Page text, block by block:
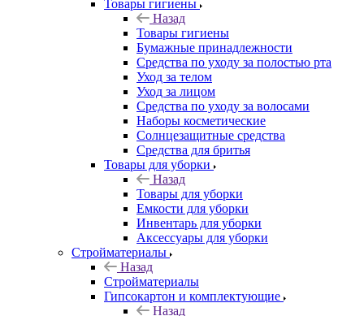
Товары гигиены
Назад
Товары гигиены
Бумажные принадлежности
Средства по уходу за полостью рта
Уход за телом
Уход за лицом
Средства по уходу за волосами
Наборы косметические
Солнцезащитные средства
Средства для бритья
Товары для уборки
Назад
Товары для уборки
Емкости для уборки
Инвентарь для уборки
Аксессуары для уборки
Стройматериалы
Назад
Стройматериалы
Гипсокартон и комплектующие
Назад